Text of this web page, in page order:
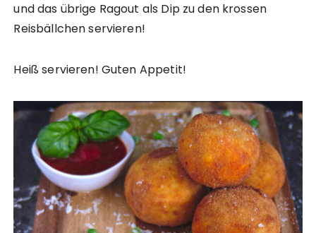
und das übrige Ragout als Dip zu den krossen
Reisbällchen servieren!
Heiß servieren! Guten Appetit!